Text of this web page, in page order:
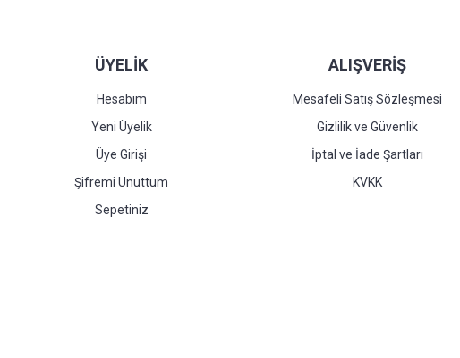
ÜYELİK
Hesabım
Yeni Üyelik
Üye Girişi
Şifremi Unuttum
Sepetiniz
ALIŞVERİŞ
Mesafeli Satış Sözleşmesi
Gizlilik ve Güvenlik
İptal ve İade Şartları
KVKK